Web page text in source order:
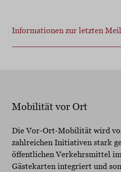
Informationen zur letzten
Mobilität vor Ort
Die Vor-Ort-Mobilität wird
zahlreichen Initiativen stark
öffentlichen Verkehrsmittel
Gästekarten integriert und